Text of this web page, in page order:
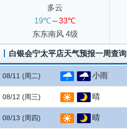
多云
19℃～33℃
东东南风 4级
白银会宁太平店天气预报一周查询
08/11 (周二) 小雨
08/12 (周三) 晴
08/13 (周四) 晴